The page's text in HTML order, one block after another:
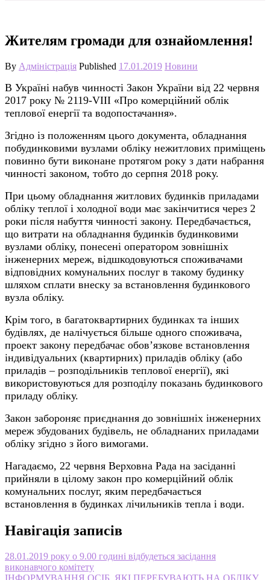
Жителям громади для ознайомлення!
By Адміністрація Published 17.01.2019 Новини
В Україні набув чинності Закон України від 22 червня
2017 року № 2119-VIII «Про комерційний облік
теплової енергії та водопостачання».
Згідно із положенням цього документа, обладнання
побудинковими вузлами обліку нежитлових приміщень
повинно бути виконане протягом року з дати набрання
чинності законом, тобто до серпня 2018 року.
При цьому обладнання житлових будинків приладами
обліку теплої і холодної води має закінчитися через 2
роки після набуття чинності закону. Передбачається,
що витрати на обладнання будинків будинковими
вузлами обліку, понесені оператором зовнішніх
інженерних мереж, відшкодовуються споживачами
відповідних комунальних послуг в такому будинку
шляхом сплати внеску за встановлення будинкового
вузла обліку.
Крім того, в багатоквартирних будинках та інших
будівлях, де налічується більше одного споживача,
проект закону передбачає обов’язкове встановлення
індивідуальних (квартирних) приладів обліку (або
приладів – розподільників теплової енергії), які
використовуються для розподілу показань будинкового
приладу обліку.
Закон забороняє приєднання до зовнішніх інженерних
мереж збудованих будівель, не обладнаних приладами
обліку згідно з його вимогами.
Нагадаємо, 22 червня Верховна Рада на засіданні
прийняли в цілому закон про комерційний облік
комунальних послуг, яким передбачається
встановлення в будинках лічильників тепла і води.
Навігація записів
28.01.2019 року о 9.00 годині відбудеться засідання
виконавчого комітету
ІНФОРМУВАННЯ ОСІБ, ЯКІ ПЕРЕБУВАЮТЬ НА ОБЛІКУ